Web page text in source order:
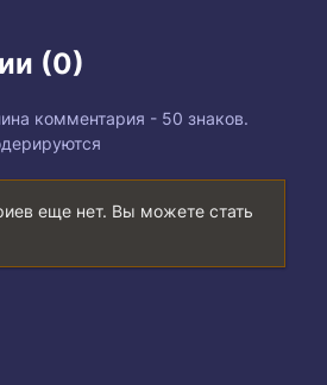
(0)
комментария - 50 знаков.
еще нет. Вы можете стать